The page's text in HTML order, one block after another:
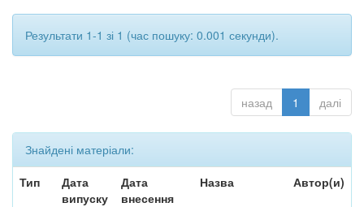
Результати 1-1 зі 1 (час пошуку: 0.001 секунди).
назад 1 далі
Знайдені матеріали:
Тип
Дата
випуску
Дата
внесення
Назва Автор(и)